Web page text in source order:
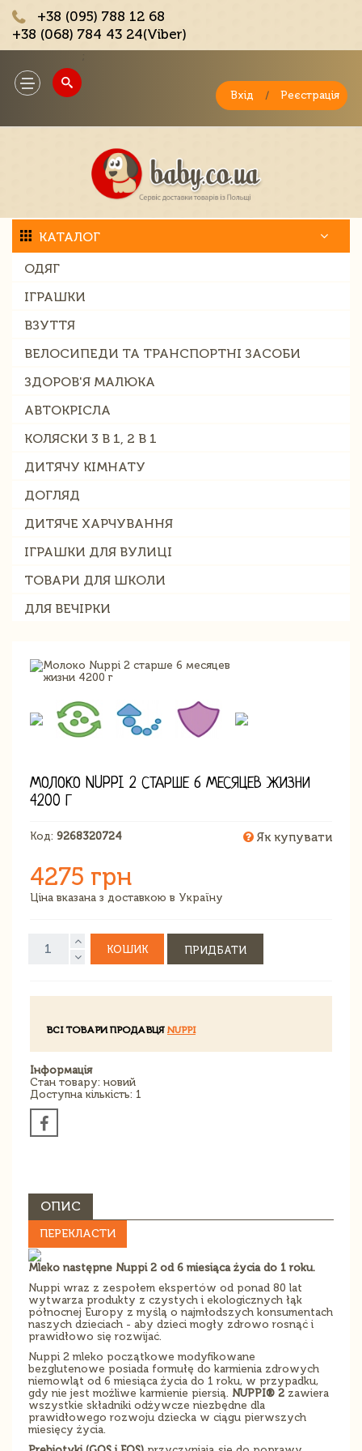
+38 (095) 788 12 68
+38 (068) 784 43 24(Viber)
Toggle
navigation
Вхід / Реєстрація
КАТАЛОГ
ОДЯГ
ІГРАШКИ
ВЗУТТЯ
ВЕЛОСИПЕДИ ТА ТРАНСПОРТНІ ЗАСОБИ
ЗДОРОВ'Я МАЛЮКА
АВТОКРІСЛА
КОЛЯСКИ 3 В 1, 2 В 1
ДИТЯЧУ КІМНАТУ
ДОГЛЯД
ДИТЯЧЕ ХАРЧУВАННЯ
ІГРАШКИ ДЛЯ ВУЛИЦІ
ТОВАРИ ДЛЯ ШКОЛИ
ДЛЯ ВЕЧІРКИ
МОЛОКО NUPPI 2 СТАРШЕ 6 МЕСЯЦЕВ ЖИЗНИ
4200 Г
Код: 9268320724 Як купувати
4275 грн
Ціна вказана з доставкою в Україну
КОШИК ПРИДБАТИ
ВСІ ТОВАРИ ПРОДАВЦЯ NUPPI
Інформація
Стан товару: новий
Доступна кількість: 1
ОПИС
ПЕРЕКЛАСТИ
Mleko następne Nuppi 2 od 6 miesiąca życia do 1 roku.
Nuppi wraz z zespołem ekspertów od ponad 80 lat
wytwarza produkty z czystych i ekologicznych łąk
północnej Europy z myślą o najmłodszych konsumentach
naszych dzieciach - aby dzieci mogły zdrowo rosnąć i
prawidłowo się rozwijać.
Nuppi 2 mleko początkowe modyfikowane
bezglutenowe posiada formułę do karmienia zdrowych
niemowląt od 6 miesiąca życia do 1 roku, w przypadku,
gdy nie jest możliwe karmienie piersią. NUPPI® 2 zawiera
wszystkie składniki odżywcze niezbędne dla
prawidłowego rozwoju dziecka w ciągu pierwszych
miesięcy życia.